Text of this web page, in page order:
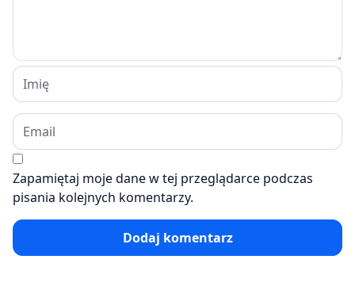
Zapamiętaj moje dane w tej przeglądarce podczas
pisania kolejnych komentarzy.
Dodaj komentarz